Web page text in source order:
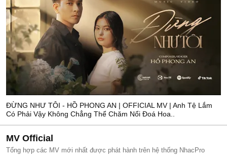
ĐỪNG NHƯ TÔI - HỒ PHONG AN | OFFICIAL MV | Anh Tệ Lắm
Có Phải Vậy Không Chẳng Thể Chăm Nổi Đoá Hoa..
MV Official
Tổng hợp các MV mới nhất được phát hành trên hệ thống NhacPro